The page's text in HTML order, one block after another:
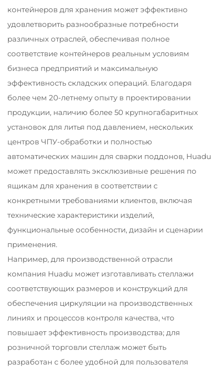
контейнеров для хранения может эффективно
удовлетворить разнообразные потребности
различных отраслей, обеспечивая полное
соответствие контейнеров реальным условиям
бизнеса предприятий и максимальную
эффективность складских операций. Благодаря
более чем 20-летнему опыту в проектировании
продукции, наличию более 50 крупногабаритных
установок для литья под давлением, нескольких
центров ЧПУ-обработки и полностью
автоматических машин для сварки поддонов, Huadu
может предоставлять эксклюзивные решения по
ящикам для хранения в соответствии с
конкретными требованиями клиентов, включая
технические характеристики изделий,
функциональные особенности, дизайн и сценарии
применения.
Например, для производственной отрасли
компания Huadu может изготавливать стеллажи
соответствующих размеров и конструкций для
обеспечения циркуляции на производственных
линиях и процессов контроля качества, что
повышает эффективность производства; для
розничной торговли стеллаж может быть
разработан с более удобной для пользователя